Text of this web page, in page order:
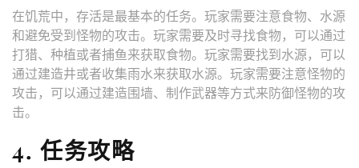
在饥荒中，存活是最基本的任务。玩家需要注意食物、水源
和避免受到怪物的攻击。玩家需要及时寻找食物，可以通过
打猎、种植或者捕鱼来获取食物。玩家需要找到水源，可以
通过建造井或者收集雨水来获取水源。玩家需要注意怪物的
攻击，可以通过建造围墙、制作武器等方式来防御怪物的攻
击。
4. 任务攻略